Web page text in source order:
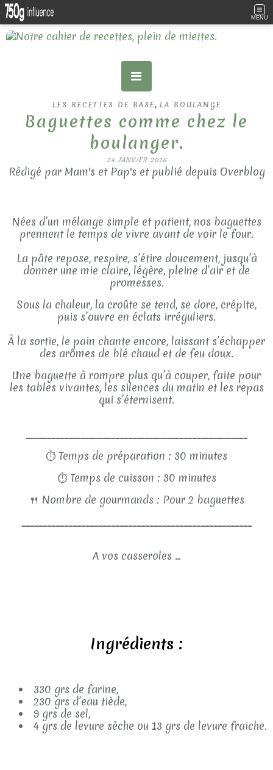
MENU
LES RECETTES DE BASE, LA BOULANGE
Baguettes comme chez le
boulanger.
24 JANVIER 2026
Rédigé par Mam's et Pap's et publié depuis Overblog
Nées d’un mélange simple et patient, nos baguettes
prennent le temps de vivre avant de voir le four.
La pâte repose, respire, s’étire doucement, jusqu’à
donner une mie claire, légère, pleine d’air et de
promesses.
Sous la chaleur, la croûte se tend, se dore, crépite,
puis s’ouvre en éclats irréguliers.
À la sortie, le pain chante encore, laissant s’échapper
des arômes de blé chaud et de feu doux.
Une baguette à rompre plus qu’à couper, faite pour
les tables vivantes, les silences du matin et les repas
qui s’éternisent.
⏱ Temps de préparation : 30 minutes
⏱ Temps de cuisson : 30 minutes
🍴 Nombre de gourmands : Pour 2 baguettes
A vos casseroles ...
Ingrédients :
330 grs de farine,
230 grs d’eau tiède,
9 grs de sel,
4 grs de levure sèche ou 13 grs de levure fraiche.